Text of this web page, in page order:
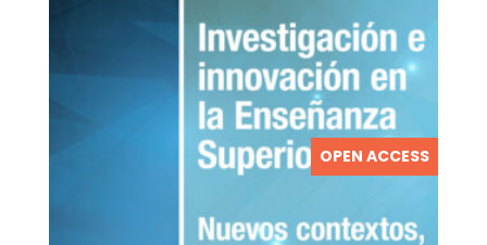
OPEN ACCESS